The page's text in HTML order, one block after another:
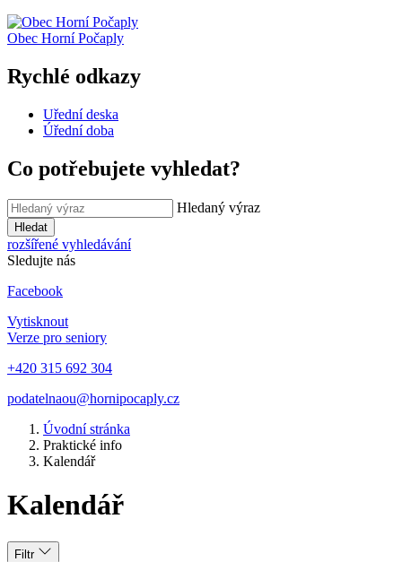
Obec Horní Počaply
Rychlé odkazy
Uřední deska
Úřední doba
Co potřebujete vyhledat?
Hledaný výraz
Hledat
rozšířené vyhledávání
Sledujte nás
Facebook
Vytisknout
Verze pro seniory
+420 315 692 304
podatelnaou@hornipocaply.cz
Úvodní stránka
Praktické info
Kalendář
Kalendář
Filtr